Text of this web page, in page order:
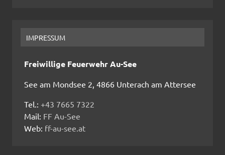
IMPRESSUM
Freiwillige Feuerwehr Au-See
See am Mondsee 2, 4866 Unterach am Attersee
Tel.: +43 7665 7322
Mail: FF Au-See
Web: ff-au-see.at